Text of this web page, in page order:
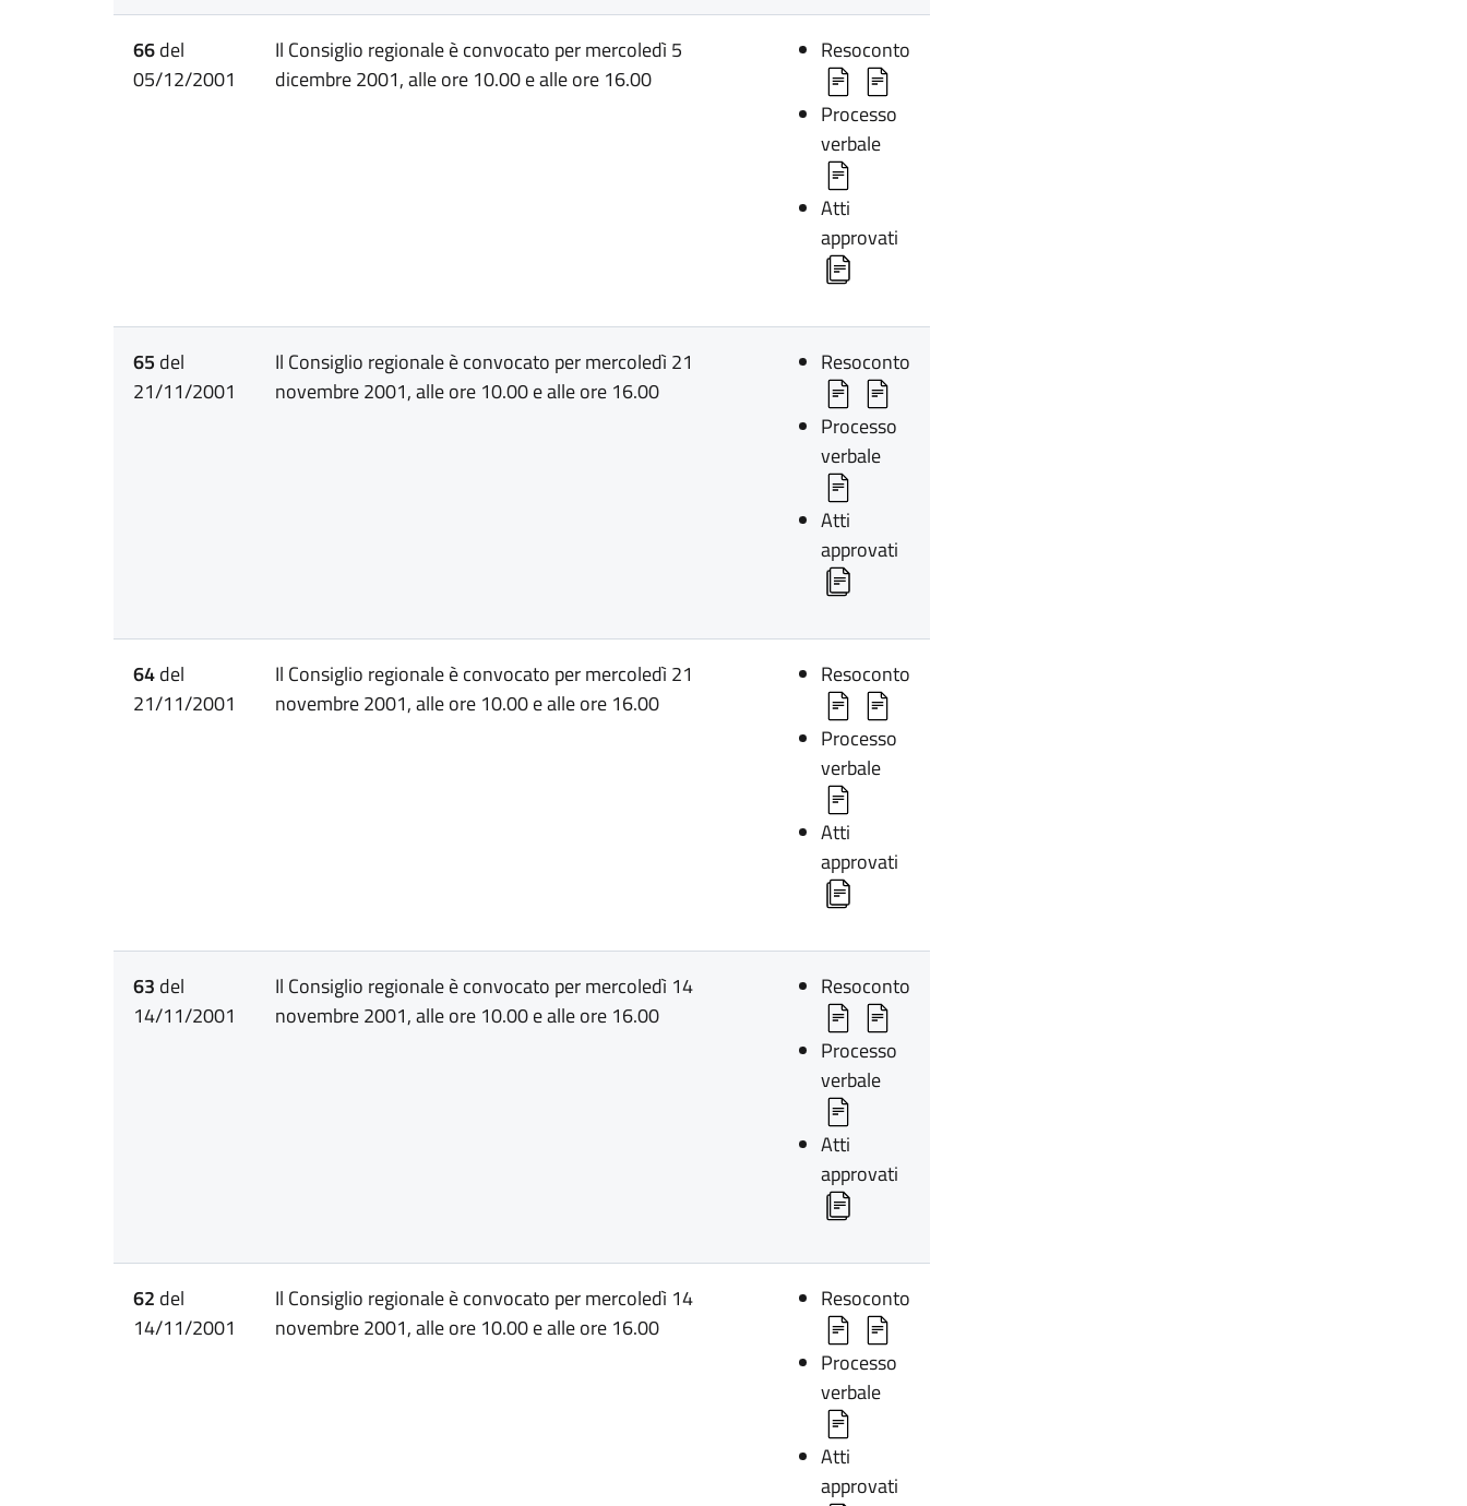
66del
05/12/2001
Il Consiglio regionale è convocato per mercoledì 5
dicembre 2001, alle ore 10.00 e alle ore 16.00
Resoconto
Processo
verbale
Atti
approvati
65 del
21/11/2001
Il Consiglio regionale è convocato per mercoledì 21
novembre 2001, alle ore 10.00 e alle ore 16.00
Resoconto
Processo
verbale
Atti
approvati
64del
21/11/2001
Il Consiglio regionale è convocato per mercoledì 21
novembre 2001, alle ore 10.00 e alle ore 16.00
Resoconto
Processo
verbale
Atti
approvati
63 del
14/11/2001
Il Consiglio regionale è convocato per mercoledì 14
novembre 2001, alle ore 10.00 e alle ore 16.00
Resoconto
Processo
verbale
Atti
approvati
62 del
14/11/2001
Il Consiglio regionale è convocato per mercoledì 14
novembre 2001, alle ore 10.00 e alle ore 16.00
Resoconto
Processo
verbale
Atti
approvati